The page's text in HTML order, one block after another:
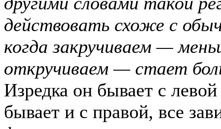
действовать схоже с
когда закручиваем —
откручиваем — стает
Изредка он бывает с
бывает и с правой, все